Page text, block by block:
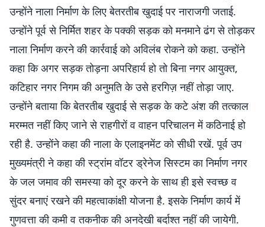
उन्होंने नाला निर्माण के लिए बेतरतीब खुदाई पर नाराजगी जताई.
उन्होंने पूर्व से निर्मित शहर के पक्की सड़क को मनमाने ढंग से तोड़कर
नाला निर्माण करने की कार्रवाई को अविलंब रोकने को कहा. उन्होंने
कहा कि अगर सड़क तोड़ना अपरिहार्य हो तो बिना नगर आयुक्त,
कटिहार नगर निगम की अनुमति के उसे हरगिज़ नहीं तोड़ा जाए.
उन्होंने बताया कि बेतरतीब खुदाई से सड़क के कटे अंश की तत्काल
मरम्मत नहीं किए जाने से राहगीरों व वाहन परिचालन में कठिनाई हो
रही है. उन्होंने कहा की नाला के एलाइनमेंट को सीधी रखें. पूर्व उप
मुख्यमंत्री ने कहा की स्ट्रांम वॉटर ड्रेनेज सिस्टम का निर्माण नगर
के जल जमाव की समस्या को दूर करने के साथ ही इसे स्वच्छ व
सुंदर बनाएं रखने की महत्वाकांक्षी योजना है. इसके निर्माण कार्य में
गुणवत्ता की कमी व तकनीक की अनदेखी बर्दाश्त नहीं की जायेगी.